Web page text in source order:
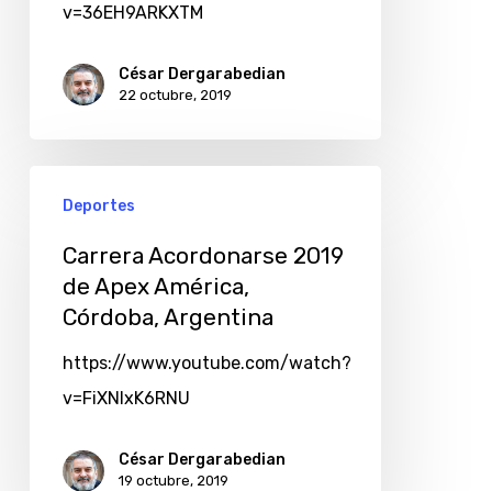
v=36EH9ARKXTM
César Dergarabedian
22 octubre, 2019
Deportes
Carrera Acordonarse 2019
de Apex América,
Córdoba, Argentina
https://www.youtube.com/watch?
v=FiXNlxK6RNU
César Dergarabedian
19 octubre, 2019